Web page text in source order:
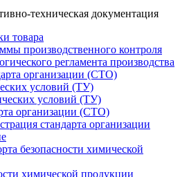
техническая документация
товара
производственного контроля
регламента производства
организации (СТО)
условий (ТУ)
условий (ТУ)
организации (СТО)
стандарта организации
безопасности химической
химической продукции